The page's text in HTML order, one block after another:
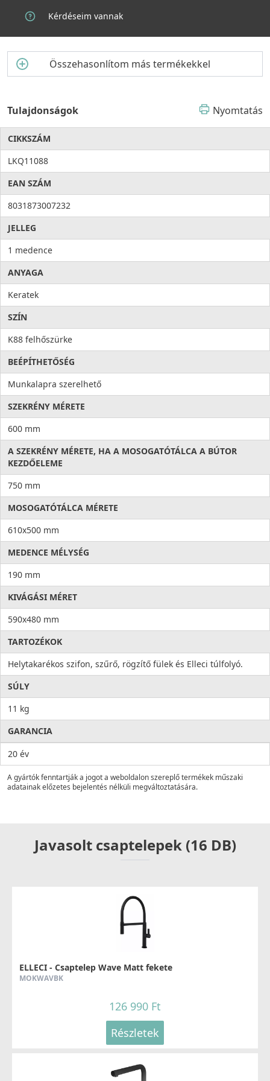
Kérdéseim vannak
Összehasonlítom más termékekkel
Tulajdonságok Nyomtatás
CIKKSZÁM
LKQ11088
EAN SZÁM
8031873007232
JELLEG
1 medence
ANYAGA
Keratek
SZÍN
K88 felhőszürke
BEÉPÍTHETŐSÉG
Munkalapra szerelhető
SZEKRÉNY MÉRETE
600 mm
A SZEKRÉNY MÉRETE, HA A MOSOGATÓTÁLCA A BÚTOR
KEZDŐELEME
750 mm
MOSOGATÓTÁLCA MÉRETE
610x500 mm
MEDENCE MÉLYSÉG
190 mm
KIVÁGÁSI MÉRET
590x480 mm
TARTOZÉKOK
Helytakarékos szifon, szűrő, rögzítő fülek és Elleci túlfolyó.
SÚLY
11 kg
GARANCIA
20 év
A gyártók fenntartják a jogot a weboldalon szereplő termékek műszaki
adatainak előzetes bejelentés nélküli megváltoztatására.
Javasolt csaptelepek (16 DB)
ELLECI - Csaptelep Wave Matt fekete
MOKWAVBK
126 990 Ft
Részletek